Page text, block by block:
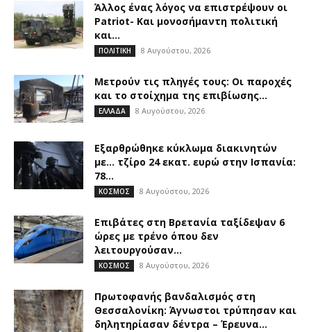
Άλλος ένας λόγος να επιστρέψουν οι
Patriot- Και μονοσήμαντη πολιτική
και...
ΠΟΛΙΤΙΚΗ 8 Αυγούστου, 2026
Μετρούν τις πληγές τους: Οι παροχές
και το στοίχημα της επιβίωσης...
ΕΛΛΑΔΑ 8 Αυγούστου, 2026
Εξαρθρώθηκε κύκλωμα διακινητών
με… τζίρο 24 εκατ. ευρώ στην Ισπανία:
78...
ΚΟΣΜΟΣ 8 Αυγούστου, 2026
Επιβάτες στη Βρετανία ταξίδεψαν 6
ώρες με τρένο όπου δεν
λειτουργούσαν...
ΚΟΣΜΟΣ 8 Αυγούστου, 2026
Πρωτοφανής βανδαλισμός στη
Θεσσαλονίκη: Άγνωστοι τρύπησαν και
δηλητηρίασαν δέντρα – Έρευνα...